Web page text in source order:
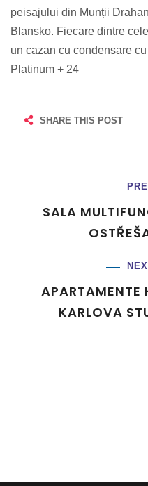
peisajului din Munții
Blansko. Fiecare dintre
un cazan cu condensare
Platinum + 24
SHARE THIS POST
SALA
APARTAMENTE
KARLOVA